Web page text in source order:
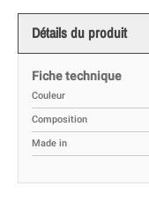
Détails du produit
Fiche technique
Couleur
Composition
Made in